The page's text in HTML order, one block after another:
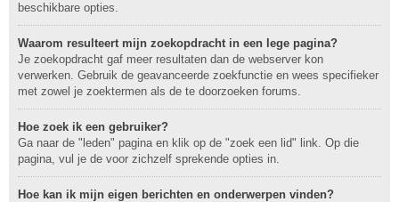
beschikbare opties.
Waarom resulteert mijn zoekopdracht in een lege pagina?
Je zoekopdracht gaf meer resultaten dan de webserver kon
verwerken. Gebruik de geavanceerde zoekfunctie en wees specifieker
met zowel je zoektermen als de te doorzoeken forums.
Hoe zoek ik een gebruiker?
Ga naar de "leden" pagina en klik op de "zoek een lid" link. Op die
pagina, vul je de voor zichzelf sprekende opties in.
Hoe kan ik mijn eigen berichten en onderwerpen vinden?